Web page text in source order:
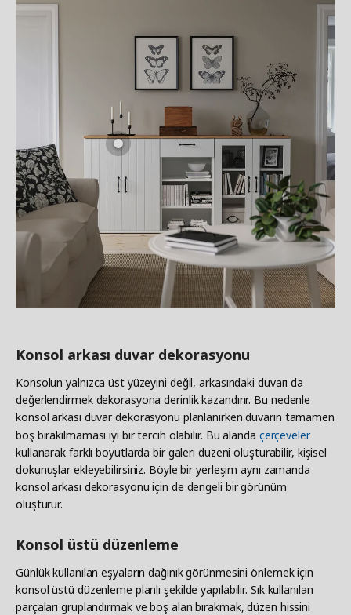
Konsol arkası duvar dekorasyonu
Konsolun yalnızca üst yüzeyini değil, arkasındaki duvarı da
değerlendirmek dekorasyona derinlik kazandırır. Bu nedenle
konsol arkası duvar dekorasyonu planlanırken duvarın tamamen
boş bırakılmaması iyi bir tercih olabilir. Bu alanda çerçeveler
kullanarak farklı boyutlarda bir galeri düzeni oluşturabilir, kişisel
dokunuşlar ekleyebilirsiniz. Böyle bir yerleşim aynı zamanda
konsol arkası dekorasyonu için de dengeli bir görünüm
oluşturur.
Konsol üstü düzenleme
Günlük kullanılan eşyaların dağınık görünmesini önlemek için
konsol üstü düzenleme planlı şekilde yapılabilir. Sık kullanılan
parçaları gruplandırmak ve boş alan bırakmak, düzen hissini